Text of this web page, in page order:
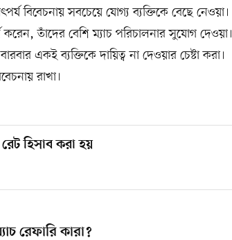
বিবেচনায় সবচেয়ে যোগ্য ব্যক্তিকে বেছে নেওয়া।
করেন, তাঁদের বেশি ম্যাচ পরিচালনার সুযোগ দেওয়া।
একই ব্যক্তিকে দায়িত্ব না দেওয়ার চেষ্টা করা।
রাখা।
হিসাব করা হয়
রেফারি কারা?